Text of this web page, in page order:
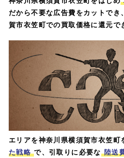
だから不要な広告費をカットでき
賀市衣笠町での買取価格に還元で
エリアを神奈川県横須賀市衣笠町
た戦略 で、引取りに必要な 陸送